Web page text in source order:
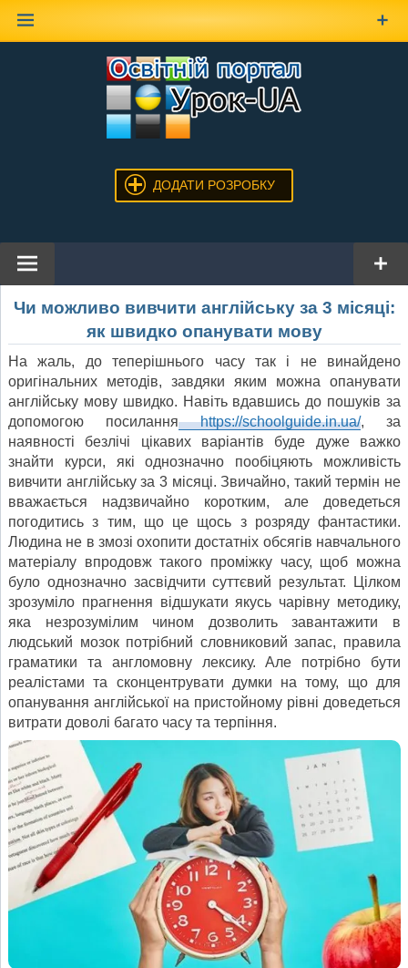
ДОДАТИ РОЗРОБКУ
Чи можливо вивчити англійську за 3 місяці:
як швидко опанувати мову
На жаль, до теперішнього часу так і не винайдено
оригінальних методів, завдяки яким можна опанувати
англійську мову швидко. Навіть вдавшись до пошуків за
допомогою посиланняhttps://schoolguide.in.ua/, за
наявності безлічі цікавих варіантів буде дуже важко
знайти курси, які однозначно пообіцяють можливість
вивчити англійську за 3 місяці. Звичайно, такий термін не
вважається надзвичайно коротким, але доведеться
погодитись з тим, що це щось з розряду фантастики.
Людина не в змозі охопити достатніх обсягів навчального
матеріалу впродовж такого проміжку часу, щоб можна
було однозначно засвідчити суттєвий результат. Цілком
зрозуміло прагнення відшукати якусь чарівну методику,
яка незрозумілим чином дозволить завантажити в
людський мозок потрібний словниковий запас, правила
граматики та англомовну лексику. Але потрібно бути
реалістами та сконцентрувати думки на тому, що для
опанування англійської на пристойному рівні доведеться
витрати доволі багато часу та терпіння.